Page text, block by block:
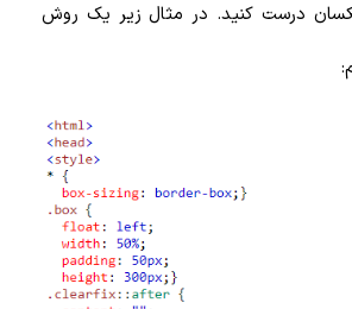
یکسان درست کنید. در مثال زیر یک روش